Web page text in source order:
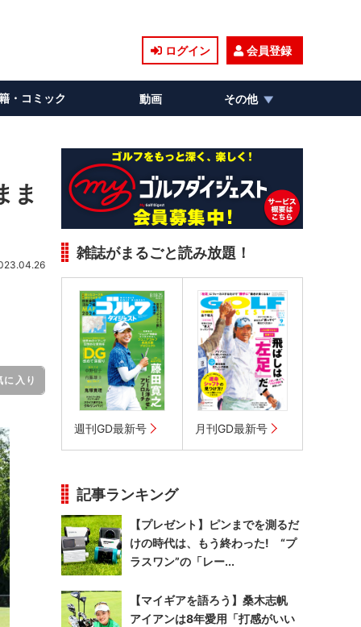
ログイン 会員登録
・コミック 動画 その他
ま
に入り
雑誌がまるごと読み放題！
週刊GD最新号 月刊GD最新号
記事ランキング
【プレゼント】ピンまでを測るだ
けの時代は、もう終わった! “プ
ラスワン”の「レー...
【マイギアを語ろう】桑木志帆
アイアンは8年愛用「打感がいい